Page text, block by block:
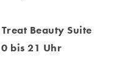
Treat Beauty Suite
bis 21 Uhr